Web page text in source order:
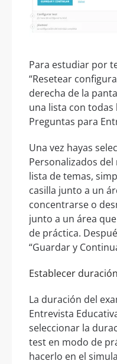
Para estudiar por
“Resetear
derecha de la
una lista con
Preguntas para
Una vez hayas
Personalizados
lista de temas,
casilla junto a un
concentrarse o
junto a un área
de práctica.
“Guardar y
Establecer
La duración del
Entrevista
seleccionar la
test en modo de
hacerlo en el